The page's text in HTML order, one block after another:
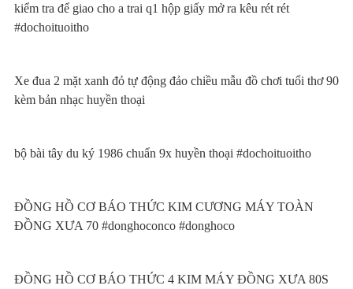
kiểm tra để giao cho a trai q1 hộp giấy mở ra kêu rét rét
#dochoituoitho
Xe đua 2 mặt xanh đỏ tự động đảo chiều mẫu đồ chơi tuổi thơ 90
kèm bản nhạc huyền thoại
bộ bài tây du ký 1986 chuẩn 9x huyền thoại #dochoituoitho
ĐỒNG HỒ CƠ BÁO THỨC KIM CƯƠNG MÁY TOÀN
ĐỒNG XƯA 70 #donghoconco #donghoco
ĐỒNG HỒ CƠ BÁO THỨC 4 KIM MÁY ĐỒNG XƯA 80S